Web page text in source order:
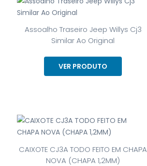
Assoalho Traseiro Jeep Willys Cj3
Similar Ao Original
VER PRODUTO
CAIXOTE CJ3A TODO FEITO EM CHAPA
NOVA (CHAPA 1,2MM)